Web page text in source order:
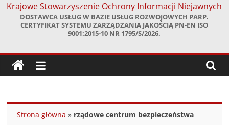
Krajowe Stowarzyszenie Ochrony Informacji Niejawnych
DOSTAWCA USŁUG W BAZIE USŁUG ROZWOJOWYCH PARP.
CERTYFIKAT SYSTEMU ZARZĄDZANIA JAKOŚCIĄ PN-EN ISO
9001:2015-10 NR 1795/S/2026.
Strona główna » rządowe centrum bezpieczeństwa